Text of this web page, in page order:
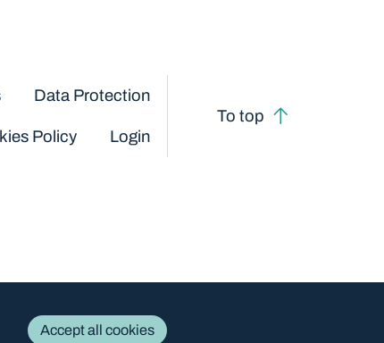
Accept all cookies
Data Protection
Policy Login
To top